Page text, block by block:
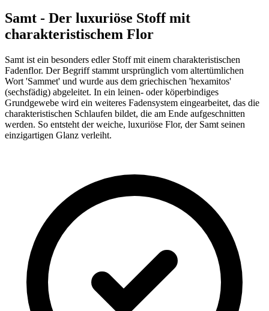
Samt - Der luxuriöse Stoff mit
charakteristischem Flor
Samt ist ein besonders edler Stoff mit einem charakteristischen
Fadenflor. Der Begriff stammt ursprünglich vom altertümlichen
Wort 'Sammet' und wurde aus dem griechischen 'hexamitos'
(sechsfädig) abgeleitet. In ein leinen- oder köperbindiges
Grundgewebe wird ein weiteres Fadensystem eingearbeitet, das die
charakteristischen Schlaufen bildet, die am Ende aufgeschnitten
werden. So entsteht der weiche, luxuriöse Flor, der Samt seinen
einzigartigen Glanz verleiht.